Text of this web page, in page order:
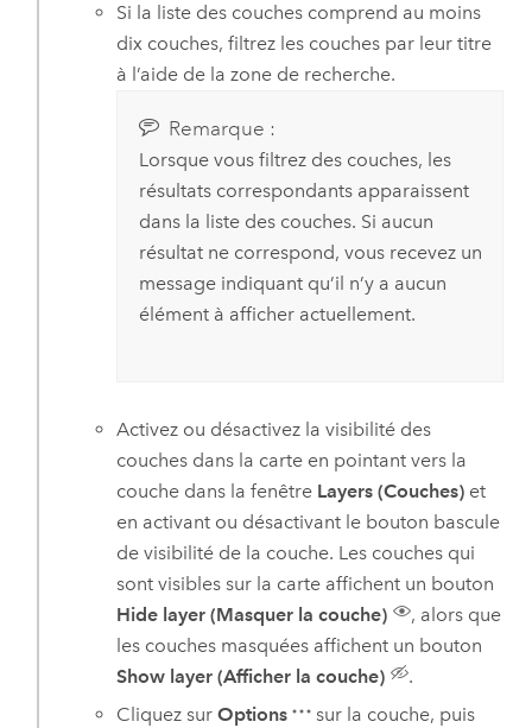
Si la liste des couches comprend au moins
dix couches, filtrez les couches par leur titre
à l’aide de la zone de recherche.
Remarque :
Lorsque vous filtrez des couches, les
résultats correspondants apparaissent
dans la liste des couches. Si aucun
résultat ne correspond, vous recevez un
message indiquant qu’il n’y a aucun
élément à afficher actuellement.
Activez ou désactivez la visibilité des
couches dans la carte en pointant vers la
couche dans la fenêtre Layers (Couches) et
en activant ou désactivant le bouton bascule
de visibilité de la couche. Les couches qui
sont visibles sur la carte affichent un bouton
Hide layer (Masquer la couche)
, alors que
les couches masquées affichent un bouton
Show layer (Afficher la couche)
.
Cliquez surOptions
sur la couche, puis